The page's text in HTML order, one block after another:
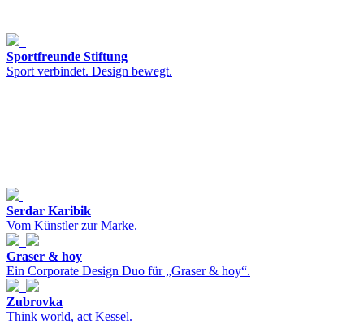
Sportfreunde Stiftung
Sport verbindet. Design bewegt.
Serdar Karibik
Vom Künstler zur Marke.
Graser & hoy
Ein Corporate Design Duo für „Graser & hoy“.
Zubrovka
Think world, act Kessel.